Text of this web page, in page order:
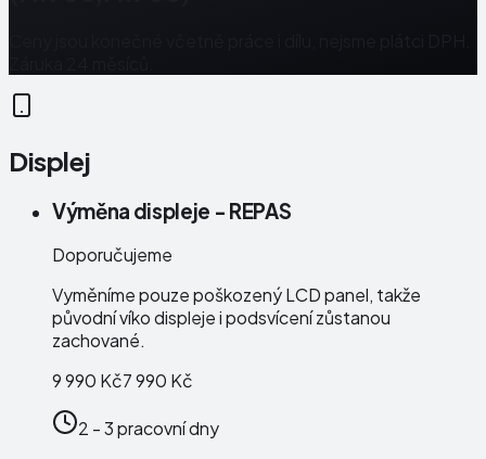
Displej
Výměna displeje - REPAS
Doporučujeme
Vyměníme pouze poškozený LCD panel, takže
původní víko displeje i podsvícení zůstanou
zachované.
9 990 Kč7 990 Kč
2 - 3 pracovní dny